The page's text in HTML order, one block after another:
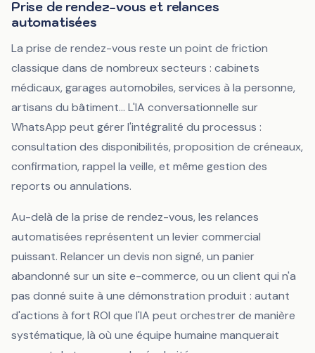
Prise de rendez-vous et relances
automatisées
La prise de rendez-vous reste un point de friction
classique dans de nombreux secteurs : cabinets
médicaux, garages automobiles, services à la personne,
artisans du bâtiment... L'IA conversationnelle sur
WhatsApp peut gérer l'intégralité du processus :
consultation des disponibilités, proposition de créneaux,
confirmation, rappel la veille, et même gestion des
reports ou annulations.
Au-delà de la prise de rendez-vous, les relances
automatisées représentent un levier commercial
puissant. Relancer un devis non signé, un panier
abandonné sur un site e-commerce, ou un client qui n'a
pas donné suite à une démonstration produit : autant
d'actions à fort ROI que l'IA peut orchestrer de manière
systématique, là où une équipe humaine manquerait